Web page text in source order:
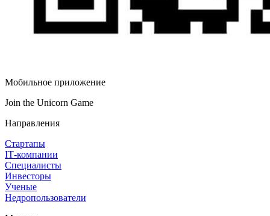
Мобильное приложение
Join the Unicorn Game
Направления
Стартапы
IT‑компании
Специалисты
Инвесторы
Ученые
Недропользователи